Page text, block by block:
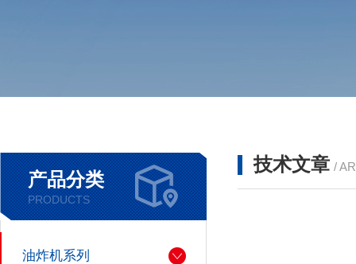
产品分类
PRODUCTS
油炸机系列
技术文章 /